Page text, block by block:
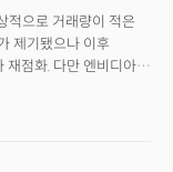
드밴티지에 대한
주, 혹은 암호화폐가
티어(PLTR), 델
지시각) 팔란티어와 델
주가는 모두 6% 이상
적으로 거래량이 적은
제기됐으나 이후
점화. 다만 엔비디아와
문을 제기하며